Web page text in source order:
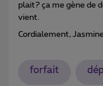
plait? ça me gène de
vient.
Cordialement,
forfait